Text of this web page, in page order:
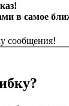
в самое
сообщения!